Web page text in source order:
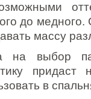
до
массу
на выбор
придаст
в